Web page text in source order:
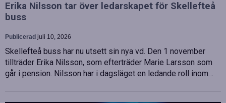
Erika Nilsson tar över ledarskapet för Skellefteå
buss
Publicerad juli 10, 2026
Skellefteå buss har nu utsett sin nya vd. Den 1 november
tillträder Erika Nilsson, som efterträder Marie Larsson som
går i pension. Nilsson har i dagsläget en ledande roll inom…